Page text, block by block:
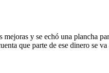
y se echó una plancha
que parte de ese dinero se